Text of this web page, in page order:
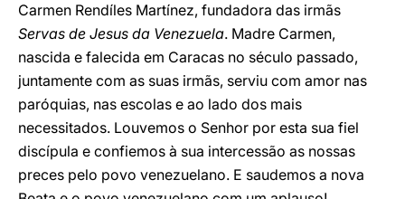
Carmen Rendíles Martínez, fundadora das irmãs
Servas de Jesus da Venezuela. Madre Carmen,
nascida e falecida em Caracas no século passado,
juntamente com as suas irmãs, serviu com amor nas
paróquias, nas escolas e ao lado dos mais
necessitados. Louvemos o Senhor por esta sua fiel
discípula e confiemos à sua intercessão as nossas
preces pelo povo venezuelano. E saudemos a nova